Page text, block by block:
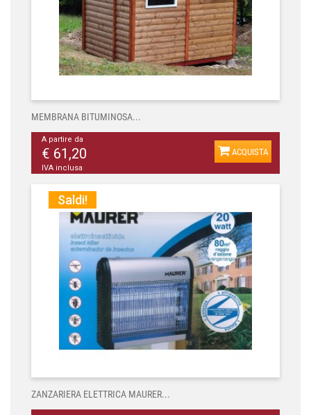
MEMBRANA BITUMINOSA...
A partire da
€ 61,20
IVA inclusa
ACQUISTA
Saldi!
ZANZARIERA ELETTRICA MAURER...